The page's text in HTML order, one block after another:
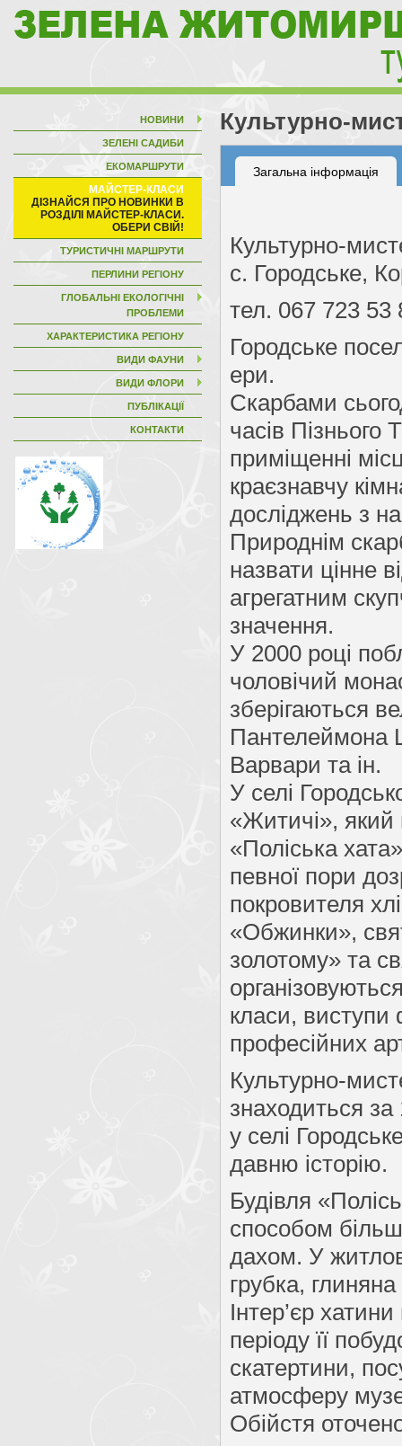
НОВИНИ
ЗЕЛЕНІ САДИБИ
ЕКОМАРШРУТИ
МАЙСТЕР-КЛАСИ
ТУРИСТИЧНІ МАРШРУТИ
ПЕРЛИНИ РЕГІОНУ
ГЛОБАЛЬНІ ЕКОЛОГІЧНІ
ПРОБЛЕМИ
ХАРАКТЕРИСТИКА РЕГІОНУ
ВИДИ ФАУНИ
ВИДИ ФЛОРИ
ПУБЛІКАЦІЇ
КОНТАКТИ
Культурно-
Загальна інформація
Культурно-
с. Городське,
тел. 067 723
Городське
ери.
Скарбами
часів Пізнього
приміщенні
краєзнавчу
досліджень з
Природнім
назвати цінне
агрегатним
значення.
У 2000 році
чоловічий
зберігаються
Пантелеймона
Варвари та ін.
У селі
«Житичі», який
«Поліська
певної пори
покровителя
«Обжинки»,
золотому» та
класи, виступи
професійних
Культурно-
знаходиться
у селі
давню історію.
Будівля
способом
дахом. У
грубка, глиняна
Інтер’єр
періоду її
скатертини,
атмосферу
Обійстя